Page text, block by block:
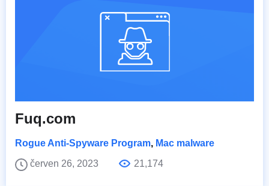
Fuq.com
Rogue Anti-Spyware Program, Mac malware
červen 26, 2023
21,174